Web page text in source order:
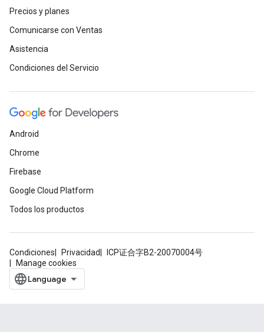
Precios y planes
Comunicarse con Ventas
Asistencia
Condiciones del Servicio
Android
Chrome
Firebase
Google Cloud Platform
Todos los productos
Condiciones Privacidad
ICP证合字B2-20070004号
Manage cookies